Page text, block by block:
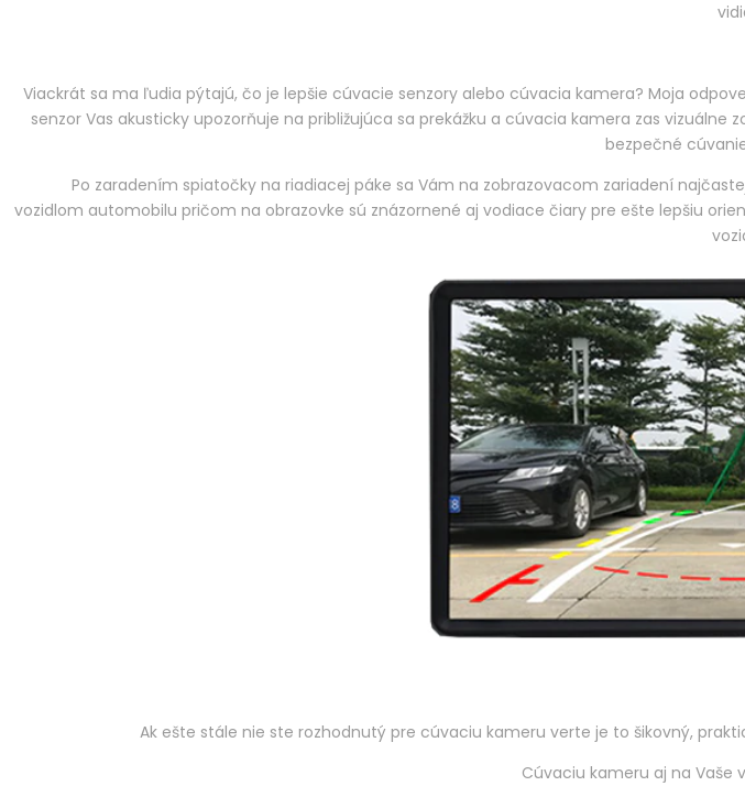
Viackrát sa ma ľudia pýtajú, čo je lepšie cúvacie senzory alebo cúvacia kamera? Moja
senzor Vas akusticky upozorňuje na približujúca sa prekážku a cúvacia kamera zas
bezpečné
Po zaradením spiatočky na riadiacej páke sa Vám na zobrazovacom zariadení
vozidlom automobilu pričom na obrazovke sú znázornené aj vodiace čiary pre ešte lepšiu
Ak ešte stále nie ste rozhodnutý pre cúvaciu kameru verte je to šikovný,
Cúvaciu kameru aj na Vaše